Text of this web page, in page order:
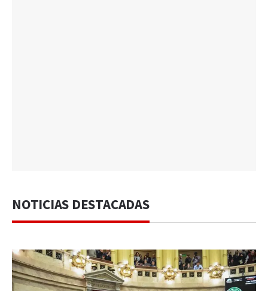
NOTICIAS DESTACADAS